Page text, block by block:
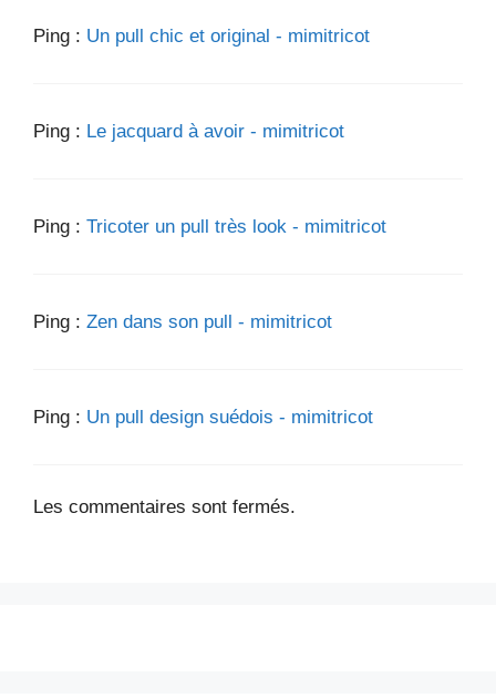
Ping : Un pull chic et original - mimitricot
Ping : Le jacquard à avoir - mimitricot
Ping : Tricoter un pull très look - mimitricot
Ping : Zen dans son pull - mimitricot
Ping : Un pull design suédois - mimitricot
Les commentaires sont fermés.